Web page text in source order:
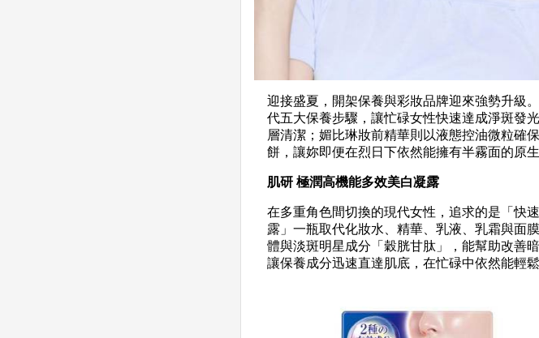
迎接盛夏，開架保養與彩妝品牌迎來強勢升級
代五大保養步驟，讓忙碌女性快速達成淨斑發
層清潔；媚比琳妝前精華則以液態控油微粒確
餅，讓妳即便在烈日下依然能擁有半霧面的原生
肌研 極潤高機能多效美白凝露
在多重角色間切換的現代女性，追求的是「快
露」一瓶取代化妝水、精華、乳液、乳霜與面
體與淡斑明星成分「穀胱甘肽」，能幫助改善
讓保養成分迅速直達肌底，在忙碌中依然能輕